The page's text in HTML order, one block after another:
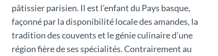
pâtissier parisien. Il est l’enfant du Pays basque,
façonné par la disponibilité locale des amandes, la
tradition des couvents et le génie culinaire d’une
région fière de ses spécialités. Contrairement au